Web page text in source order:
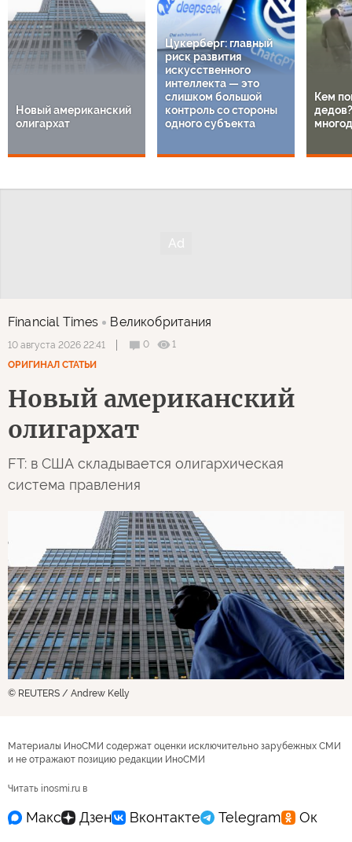
Новый американский
олигархат
Цукерберг: главный
риск развития
искусственного
интеллекта — это
слишком большой
контроль со стороны
одного субъекта
Кем
Financial Times Великобритания
10 августа 2026 22:41 0
1
ОРИГИНАЛ СТАТЬИ
Новый американский
олигархат
FT: в США складывается олигархическая
система правления
© REUTERS / Andrew Kelly
Материалы ИноСМИ содержат оценки исключительно зарубежных СМИ
и не отражают позицию редакции ИноСМИ
Читать inosmi.ru в